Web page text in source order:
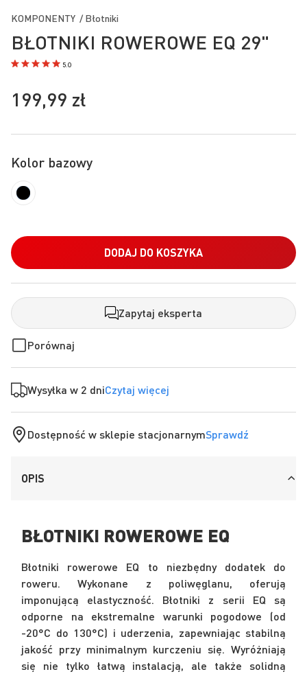
na
początek
galerii
BŁOTNIKI ROWEROWE EQ 29"
5.0
KOMPONENTY / Błotniki
Kolor bazowy
DODAJ DO KOSZYKA
Zapytaj eksperta
Porównaj
199,99 zł
Wysyłka w 2 dniCzytaj więcej
Dostępność w sklepie stacjonarnymSprawdź
OPIS
BŁOTNIKI ROWEROWE EQ
Błotniki rowerowe EQ to niezbędny dodatek do
roweru. Wykonane z poliwęglanu, oferują
imponującą elastyczność. Błotniki z serii EQ są
odporne na ekstremalne warunki pogodowe (od
-20°C do 130°C) i uderzenia, zapewniając stabilną
jakość przy minimalnym kurczeniu się. Wyróżniają
się nie tylko łatwą instalacją, ale także solidną